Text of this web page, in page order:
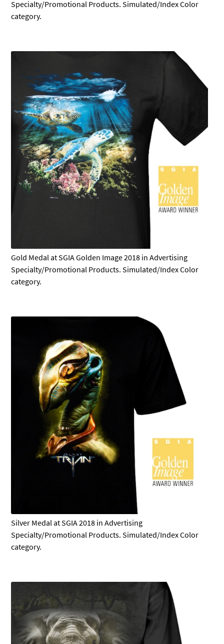
Specialty/Promotional Products. Simulated/Index Color
category.
Gold Medal at SGIA Golden Image 2018 in Advertising
Specialty/Promotional Products. Simulated/Index Color
category.
Silver Medal at SGIA 2018 in Advertising
Specialty/Promotional Products. Simulated/Index Color
category.